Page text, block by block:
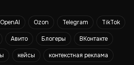
OpenAI Ozon Telegram TikTok
Авито Блогеры ВКонтакте
кейсы контекстная реклама